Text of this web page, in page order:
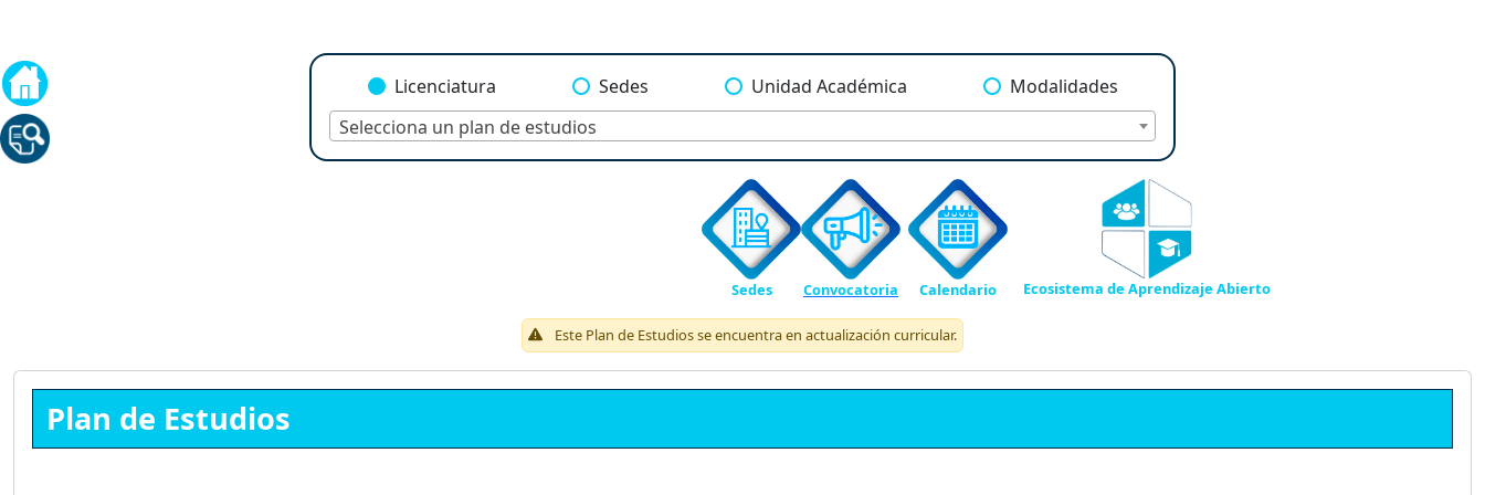
Licenciatura Sedes Unidad Académica
Modalidades
Selecciona un plan de estudios
Sedes Convocatoria Calendario Ecosistema de Aprendizaje Abierto
Este Plan de Estudios se encuentra en actualización curricular.
Plan de Estudios